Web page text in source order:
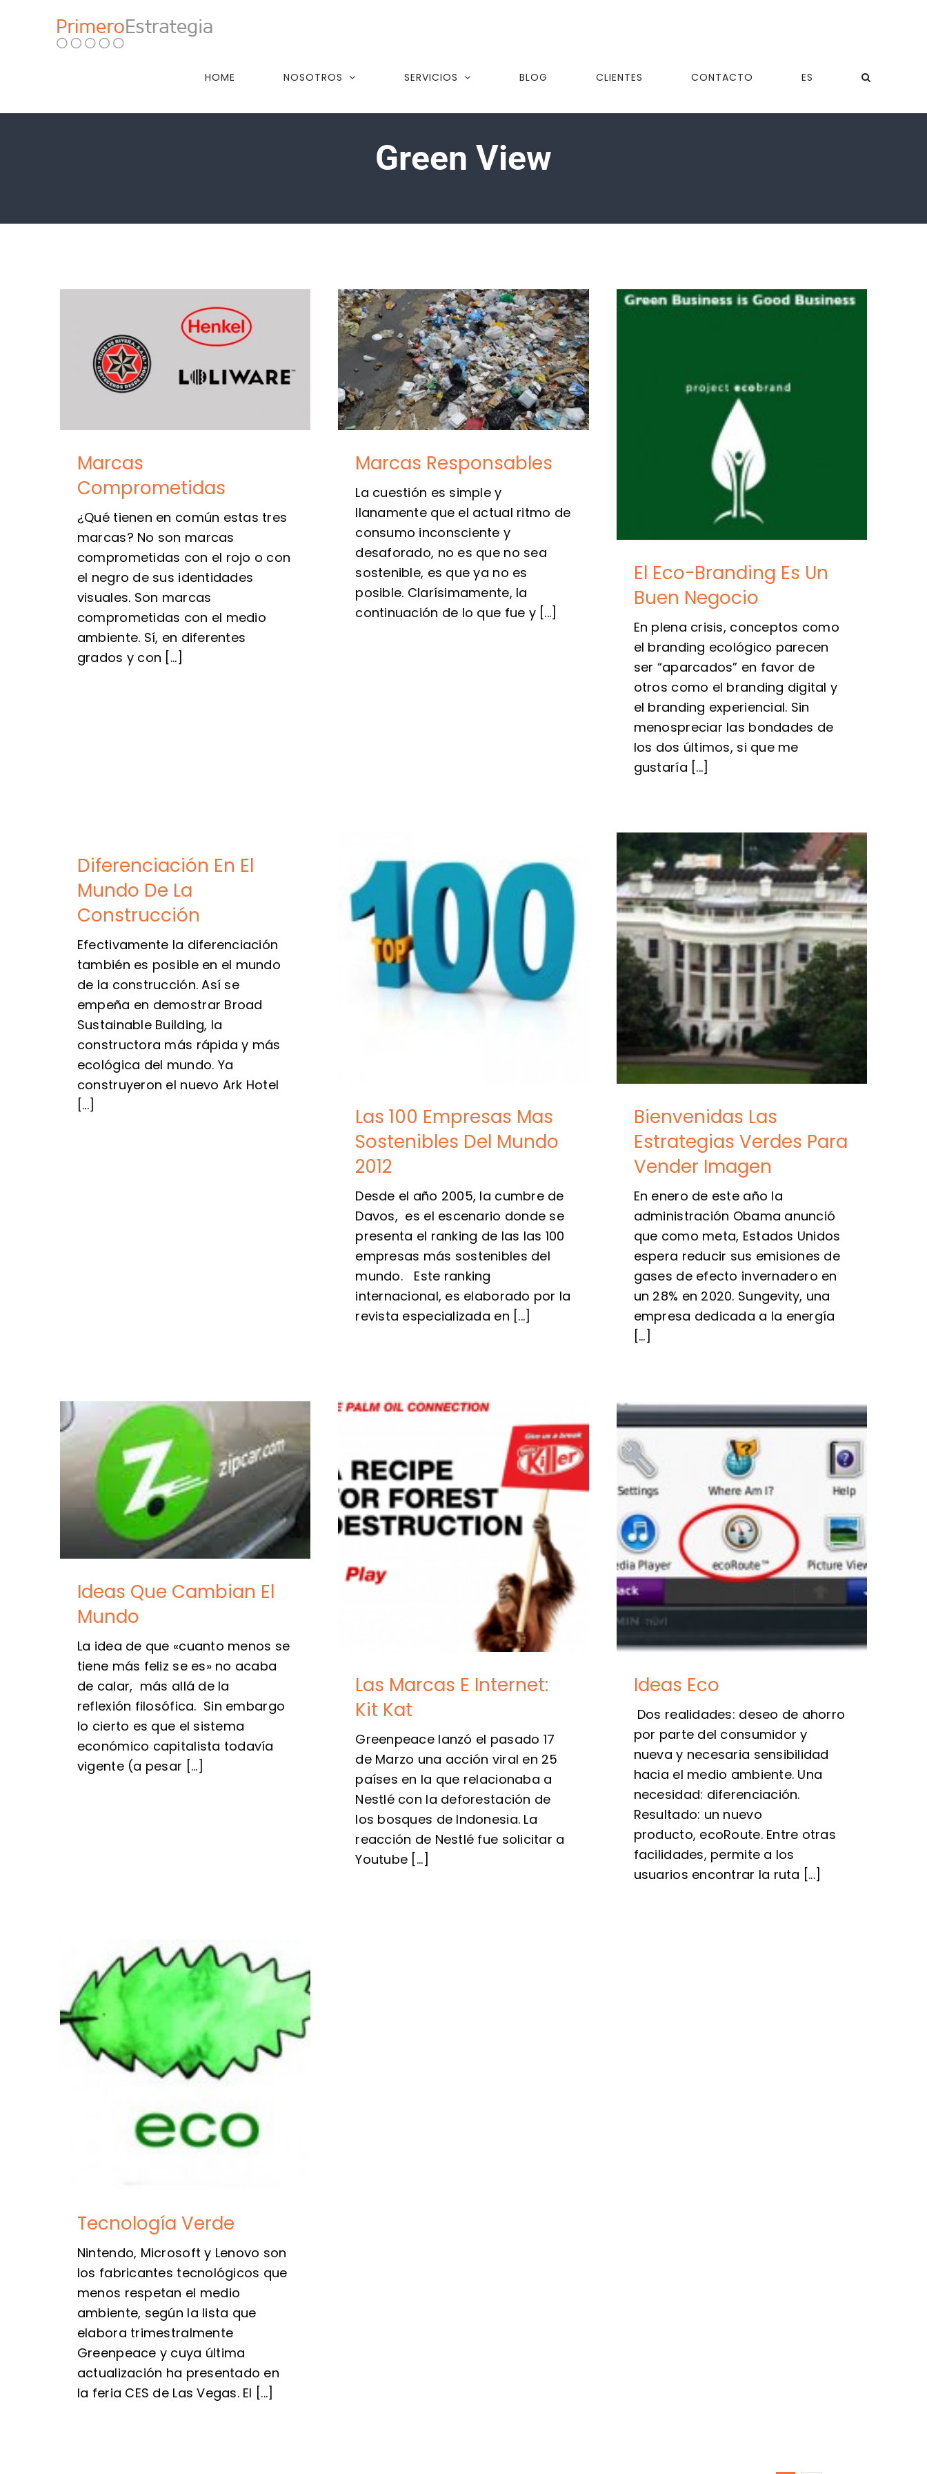
HOME NOSOTROS SERVICIOS BLOG CLIENTES CONTACTO ES
Green View
Marcas
Comprometidas
¿Qué tienen en común estas tres
marcas? No son marcas
comprometidas con el rojo o con
el negro de sus identidades
visuales. Son marcas
comprometidas con el medio
ambiente. Sí, en diferentes
grados y con [...]
Marcas Responsables
La cuestión es simple y
llanamente que el actual ritmo de
consumo inconsciente y
desaforado, no es que no sea
sostenible, es que ya no es
posible. Clarísimamente, la
continuación de lo que fue y [...]
El Eco-Branding Es Un
Buen Negocio
En plena crisis, conceptos como
el branding ecológico parecen
ser “aparcados” en favor de
otros como el branding digital y
el branding experiencial. Sin
menospreciar las bondades de
los dos últimos, si que me
gustaría [...]
Diferenciación En El
Mundo De La
Construcción
Efectivamente la diferenciación
también es posible en el mundo
de la construcción. Así se
empeña en demostrar Broad
Sustainable Building, la
constructora más rápida y más
ecológica del mundo. Ya
construyeron el nuevo Ark Hotel
[...]
Las 100 Empresas Mas
Sostenibles Del Mundo
2012
Desde el año 2005, la cumbre de
Davos, es el escenario donde se
presenta el ranking de las las 100
empresas más sostenibles del
mundo. Este ranking
internacional, es elaborado por la
revista especializada en [...]
Bienvenidas Las
Estrategias Verdes Para
Vender Imagen
En enero de este año la
administración Obama anunció
que como meta, Estados Unidos
espera reducir sus emisiones de
gases de efecto invernadero en
un 28% en 2020. Sungevity, una
empresa dedicada a la energía
[...]
Ideas Que Cambian El
Mundo
La idea de que «cuanto menos se
tiene más feliz se es» no acaba
de calar, más allá de la
reflexión filosófica. Sin embargo
lo cierto es que el sistema
económico capitalista todavía
vigente (a pesar [...]
Las Marcas E Internet:
Kit Kat
Greenpeace lanzó el pasado 17
de Marzo una acción viral en 25
países en la que relacionaba a
Nestlé con la deforestación de
los bosques de Indonesia. La
reacción de Nestlé fue solicitar a
Youtube [...]
Ideas Eco
Dos realidades: deseo de ahorro
por parte del consumidor y
nueva y necesaria sensibilidad
hacia el medio ambiente. Una
necesidad: diferenciación.
Resultado: un nuevo
producto, ecoRoute. Entre otras
facilidades, permite a los
usuarios encontrar la ruta [...]
Tecnología Verde
Nintendo, Microsoft y Lenovo son
los fabricantes tecnológicos que
menos respetan el medio
ambiente, según la lista que
elabora trimestralmente
Greenpeace y cuya última
actualización ha presentado en
la feria CES de Las Vegas. El [...]